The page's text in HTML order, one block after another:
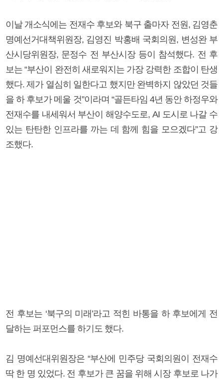
이날 개소식에는 전재수 후보와 북구 출마자 전원, 김영춘
명예선거대책위원장, 김영진 박홍배 국회의원, 변성완 부
산시당위원장, 문정수 전 부산시장 등이 참석했다. 전 후
보는 “부산이 완전히 새로워지는 가장 강력한 조합이 탄생
했다. 제가 열심히 일한다고 했지만 완벽하지 않았던 것들
을 하 후보가 메울 것”이라며 “골든타임 4년 동안 하정우와
전재수를 내세워서 부산이 해양수도로, AI 도시로 나갈 수
있는 탄탄한 인프라를 까는 데 함께 힘을 모으겠다”고 강
조했다.
전 후보는 ‘북구의 미래’라고 적힌 바통을 하 후보에게 전
달하는 퍼포먼스를 하기도 했다.
김 명예선대위원장은 “부산에 민주당 국회의원이 전재수
딱 한 명 있었다. 전 후보가 큰 꿈을 위해 시장 후보로 나가